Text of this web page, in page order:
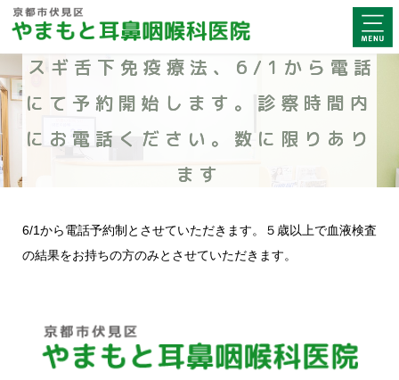
スギ舌下免疫療法、6/1から電話
にて予約開始します。診察時間内
にお電話ください。数に限りあり
ます
6/1から電話予約制とさせていただきます。５歳以上で血液検査
の結果をお持ちの方のみとさせていただきます。